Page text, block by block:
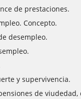
de prestaciones.
Concepto.
desempleo.
y supervivencia.
de viudedad,